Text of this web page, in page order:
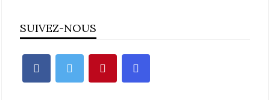
SUIVEZ-NOUS